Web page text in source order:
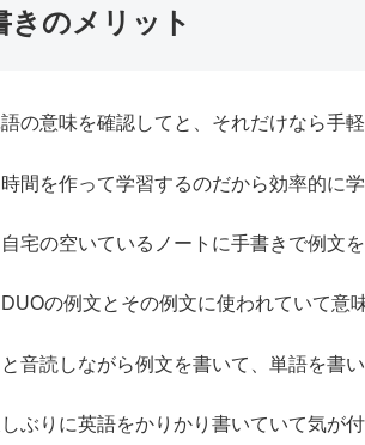
きのメリット
の意味を確認してと、それだけなら手
間を作って学習するのだから効率的に学
宅の空いているノートに手書きで例文
の例文とその例文に使われていて意
音読しながら例文を書いて、単語を書い
ぶりに英語をかりかり書いていて気が